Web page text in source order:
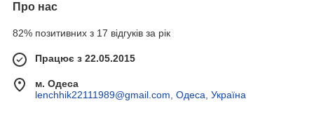
Про нас
82% позитивних з 17 відгуків за рік
Працює з 22.05.2015
м. Одеса
lenchhik22111989@gmail.com, Одеса, Україна